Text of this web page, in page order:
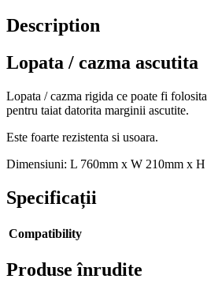
Description
Lopata / cazma ascutita
Lopata / cazma rigida ce ​poate fi
pentru taiat datorita marginii ascutite.
Este foarte rezistenta si usoara.
Dimensiuni: L 760mm x W 210mm x
Specificații
Compatibility
Produse înrudite